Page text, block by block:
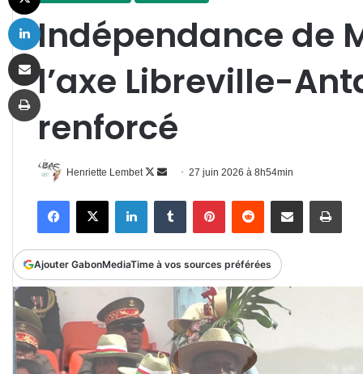
Indépendance de
l’axe Libreville-
renforcé
Henriette Lembet
Follow
Envoyer
courriel
27 juin 2026 à 8h54min
FacebookX LinkedinTumblr PinterestReddit Partager par email
Ajouter GabonMediaTime à vos sources préférées
Imprimer